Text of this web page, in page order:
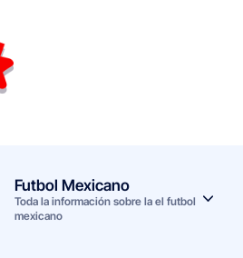
Futbol Mexicano
Toda la información sobre la el futbol
mexicano